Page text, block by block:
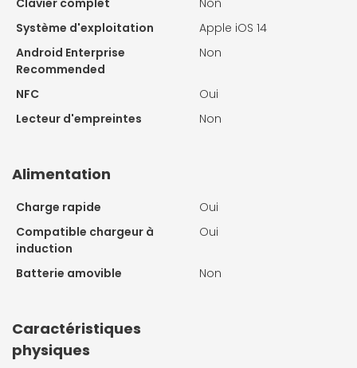
Clavier complet
Non
Système d'exploitation
Apple iOS 14
Android Enterprise
Recommended
Non
NFC
Oui
Lecteur d'empreintes
Non
Alimentation
Charge rapide
Oui
Compatible chargeur à
induction
Oui
Batterie amovible Non
Caractéristiques
physiques